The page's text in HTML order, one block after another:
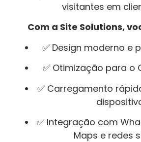
visitantes em
Com a Site Solutions,
✅ Design moderno e
✅ Otimização para o
✅ Carregamento
✅ Integração com
Maps e redes